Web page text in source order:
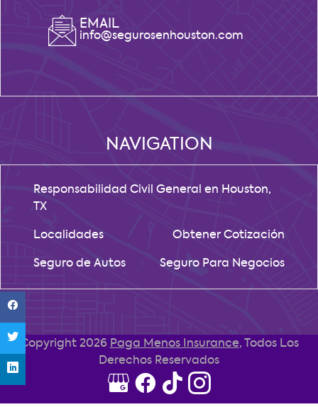
EMAIL
info@segurosenhouston.com
NAVIGATION
Responsabilidad Civil General en Houston,
TX
Localidades Obtener Cotización
Seguro de Autos Seguro Para Negocios
Copyright 2026 Paga Menos Insurance, Todos Los
Derechos Reservados